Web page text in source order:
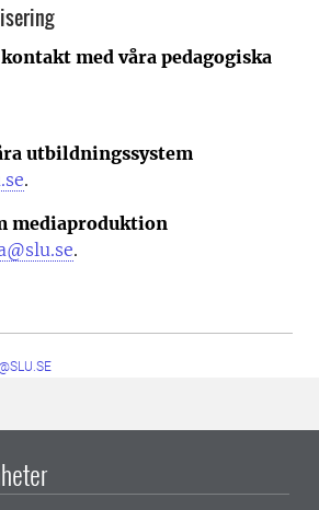
med våra pedagogiska
utbildningssystem
.
mediaproduktion
.